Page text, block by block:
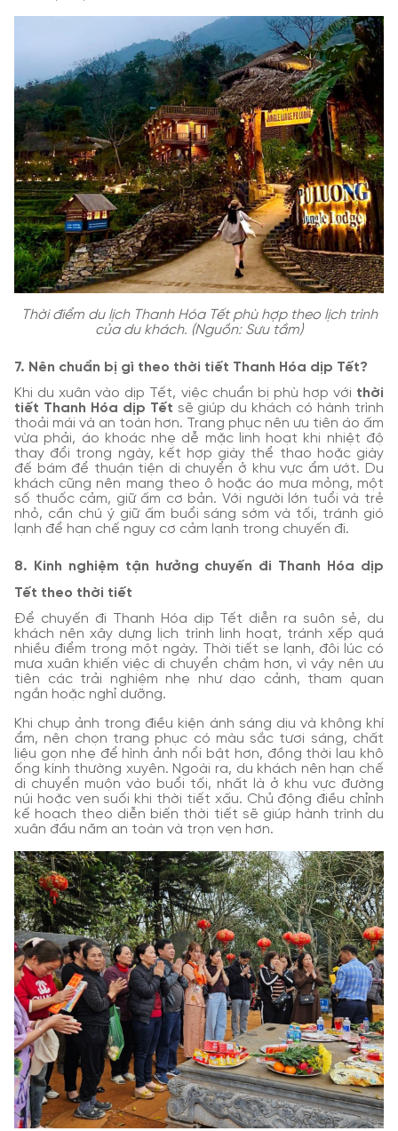
Thời điểm du lịch Thanh Hóa Tết phù hợp theo lịch trình
của du khách. (Nguồn: Sưu tầm)
7. Nên chuẩn bị gì theo thời tiết Thanh Hóa dịp Tết?
Khi du xuân vào dịp Tết, việc chuẩn bị phù hợp với thời
tiết Thanh Hóa dịp Tết sẽ giúp du khách có hành trình
thoải mái và an toàn hơn. Trang phục nên ưu tiên áo ấm
vừa phải, áo khoác nhẹ dễ mặc linh hoạt khi nhiệt độ
thay đổi trong ngày, kết hợp giày thể thao hoặc giày
đế bám để thuận tiện di chuyển ở khu vực ẩm ướt. Du
khách cũng nên mang theo ô hoặc áo mưa mỏng, một
số thuốc cảm, giữ ấm cơ bản. Với người lớn tuổi và trẻ
nhỏ, cần chú ý giữ ấm buổi sáng sớm và tối, tránh gió
lạnh để hạn chế nguy cơ cảm lạnh trong chuyến đi.
8. Kinh nghiệm tận hưởng chuyến đi Thanh Hóa dịp
Tết theo thời tiết
Để chuyến đi Thanh Hóa dịp Tết diễn ra suôn sẻ, du
khách nên xây dựng lịch trình linh hoạt, tránh xếp quá
nhiều điểm trong một ngày. Thời tiết se lạnh, đôi lúc có
mưa xuân khiến việc di chuyển chậm hơn, vì vậy nên ưu
tiên các trải nghiệm nhẹ như dạo cảnh, tham quan
ngắn hoặc nghỉ dưỡng.
Khi chụp ảnh trong điều kiện ánh sáng dịu và không khí
ẩm, nên chọn trang phục có màu sắc tươi sáng, chất
liệu gọn nhẹ để hình ảnh nổi bật hơn, đồng thời lau khô
ống kính thường xuyên. Ngoài ra, du khách nên hạn chế
di chuyển muộn vào buổi tối, nhất là ở khu vực đường
núi hoặc ven suối khi thời tiết xấu. Chủ động điều chỉnh
kế hoạch theo diễn biến thời tiết sẽ giúp hành trình du
xuân đầu năm an toàn và trọn vẹn hơn.